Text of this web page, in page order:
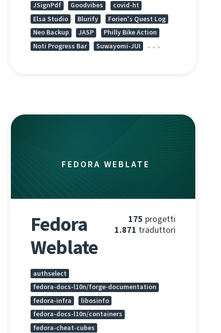
JSignPdf
Goodvibes
covid-ht
Elsa Studio
Blurify
Forien's Quest Log
Neo Backup
JASP
Philly Bike Action
Noti Progress Bar
Suwayomi-JUI
FEDORA WEBLATE
175 progetti
1.871 traduttori
Fedora
Weblate
authselect
fedora-docs-l10n/forge-documentation
fedora-infra
libosinfo
fedora-docs-l10n/containers
fedora-cheat-cubes